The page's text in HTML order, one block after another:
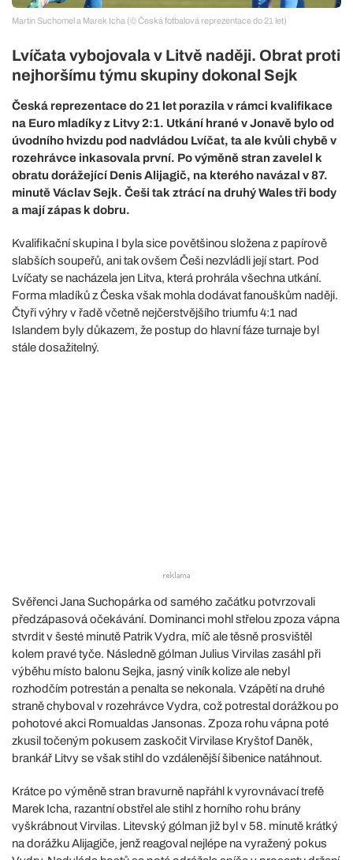
Martin Suchomel a Marek Icha (© Česká fotbalová reprezentace do 21 let)
Lvíčata vybojovala v Litvě naději. Obrat proti
nejhoršímu týmu skupiny dokonal Sejk
Česká reprezentace do 21 let porazila v rámci kvalifikace
na Euro mladíky z Litvy 2:1. Utkání hrané v Jonavě bylo od
úvodního hvizdu pod nadvládou Lvíčat, ta ale kvůli chybě v
rozehrávce inkasovala první. Po výměně stran zavelel k
obratu dorážející Denis Alijagič, na kterého navázal v 87.
minutě Václav Sejk. Češi tak ztrácí na druhý Wales tři body
a mají zápas k dobru.
Kvalifikační skupina I byla sice povětšinou složena z papírově
slabších soupeřů, ani tak ovšem Češi nezvládli její start. Pod
Lvíčaty se nacházela jen Litva, která prohrála všechna utkání.
Forma mladíků z Česka však mohla dodávat fanouškům naději.
Čtyři výhry v řadě včetně nejčerstvějšího triumfu 4:1 nad
Islandem byly důkazem, že postup do hlavní fáze turnaje byl
stále dosažitelný.
Svěřenci Jana Suchopárka od samého začátku potvrzovali
předzápasová očekávání. Dominanci mohl střelou zpoza vápna
stvrdit v šesté minutě Patrik Vydra, míč ale těsně prosvištěl
kolem pravé tyče. Následně gólman Julius Virvilas zasáhl při
výběhu místo balonu Sejka, jasný viník kolize ale nebyl
rozhodčím potrestán a penalta se nekonala. Vzápětí na druhé
straně chyboval v rozehrávce Vydra, což potrestal dorážkou po
pohotové akci Romualdas Jansonas. Zpoza rohu vápna poté
zkusil točeným pokusem zaskočit Virvilase Kryštof Daněk,
brankář Litvy se však stihl do vzdálenější šibenice natáhnout.
Krátce po výměně stran bravurně napřáhl k vyrovnávací trefě
Marek Icha, razantní obstřel ale stihl z horního rohu brány
vyškrábnout Virvilas. Litevský gólman již byl v 58. minutě krátký
na dorážku Alijagiče, jenž reagoval nejlépe na vyražený pokus